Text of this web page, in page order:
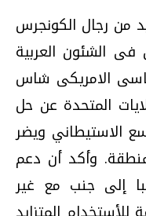
من رجال الكونجرس
الشئون العربية
الامريكى شاس
المتحدة عن حل
الاستيطاني ويضر
وأكد أن دعم
إلى جنب مع غير